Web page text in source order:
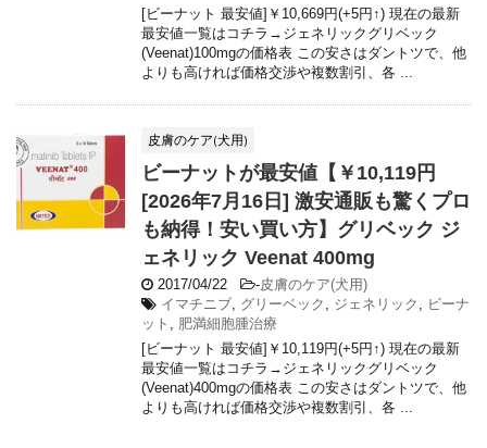
[ビーナット 最安値]￥10,669円(+5円↑) 現在の最新
最安値一覧はコチラ→ジェネリックグリベック
(Veenat)100mgの価格表 この安さはダントツで、他
よりも高ければ価格交渉や複数割引、各 ...
皮膚のケア(犬用)
ビーナットが最安値【￥10,119円
[2026年7月16日] 激安通販も驚くプロ
も納得！安い買い方】グリベック ジ
ェネリック Veenat 400mg
2017/04/22 -皮膚のケア(犬用)
イマチニブ, グリーベック , ジェネリック , ビーナ
ット , 肥満細胞腫治療
[ビーナット 最安値]￥10,119円(+5円↑) 現在の最新
最安値一覧はコチラ→ジェネリックグリベック
(Veenat)400mgの価格表 この安さはダントツで、他
よりも高ければ価格交渉や複数割引、各 ...